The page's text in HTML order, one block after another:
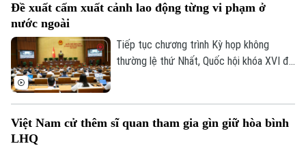
Đề xuất cấm xuất cảnh lao động từng vi phạm ở
nước ngoài
Tiếp tục chương trình Kỳ họp không
thường lệ thứ Nhất, Quốc hội khóa XVI đã
ngoài theo hợp đồng.
Việt Nam cử thêm sĩ quan tham gia gìn giữ hòa bình
LHQ